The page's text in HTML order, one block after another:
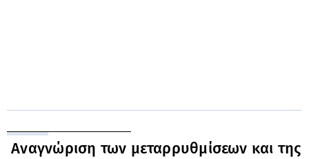
Αναγνώριση των μεταρρυθμίσεων και της